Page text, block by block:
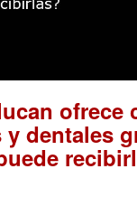
ofrece
y dentales